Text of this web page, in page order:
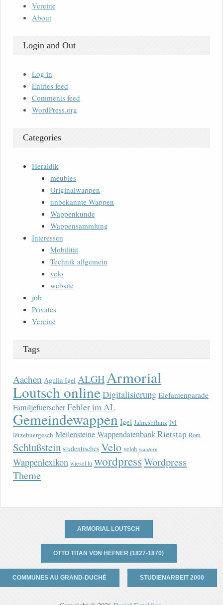
Vereine
About
Login and Out
Log in
Entries feed
Comments feed
WordPress.org
Categories
Heraldik
meubles
Originalwappen
unbekannte Wappen
Wappenkunde
Wappensammlung
Interessen
Mobilität
Technik allgemein
velo
website
job
Privates
Vereine
Tags
Aachen Agulia Igel ALGHArmorial
Loutsch onlineDigitalisierung Elefantenparade
FamiljefuerscherFehler im AL
Gemeindewappen Igel Jahresbilanz lvi
lëtzebuergesch Meilensteine WappendatenbankRietstap Rom
Schlußstein studentisches Velo veloh wandern
Wappenlexikon wiesel.lu wordpressWordpress
Theme
ARMORIAL LOUTSCH
OTTO TITAN VON HEFNER (1827-1870)
COMMUNES AU GRAND-DUCHÉ STUDIENARBEIT 2000